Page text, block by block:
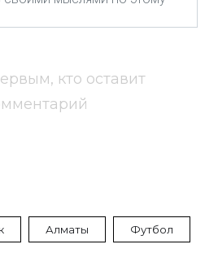
кто оставит
Алматы Футбол